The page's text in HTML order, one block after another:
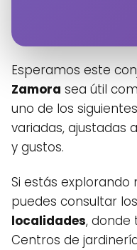
Esperamos este
Zamora sea útil
uno de los
variadas, ajustadas
y gustos.
Si estás
puedes consultar los
localidades, donde
Centros de